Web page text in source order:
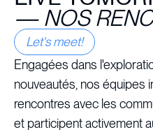
— NOS
Let's meet!
Engagées dans
nouveautés, nos équipes
rencontres avec les
et participent activement